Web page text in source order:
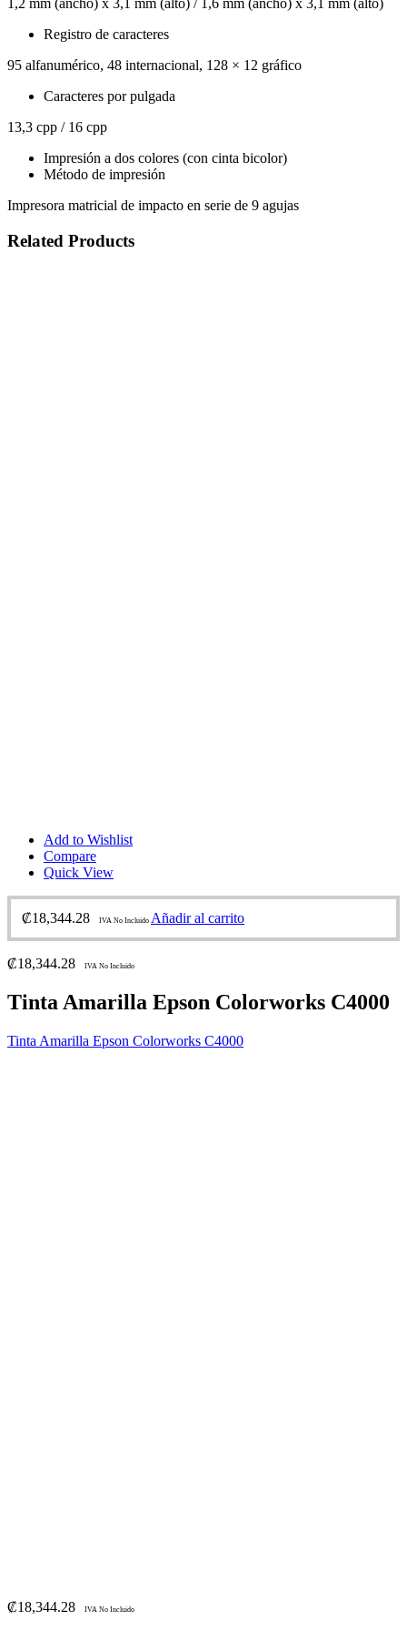
Registro de caracteres
95 alfanumérico, 48 internacional, 128 × 12 gráfico
Caracteres por pulgada
13,3 cpp / 16 cpp
Impresión a dos colores (con cinta bicolor)
Método de impresión
Impresora matricial de impacto en serie de 9 agujas
Related Products
Add to Wishlist
Compare
Quick View
₡18,344.28 IVA No Incluido Añadir al carrito
₡18,344.28 IVA No Incluido
Tinta Amarilla Epson Colorworks C4000
Tinta Amarilla Epson Colorworks C4000
₡18,344.28 IVA No Incluido